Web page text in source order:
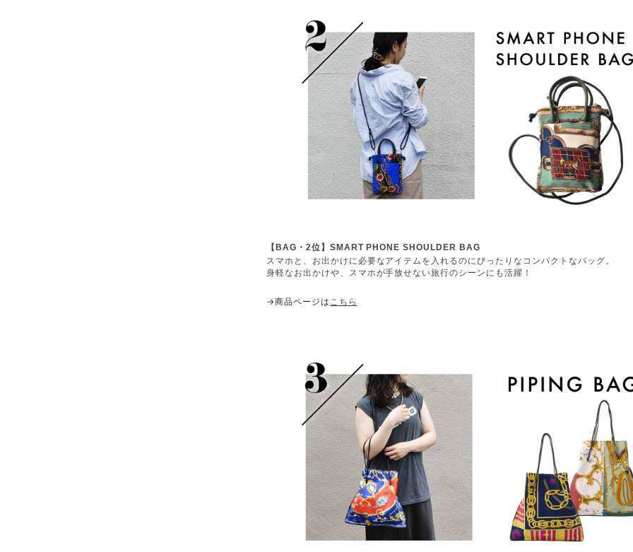
【BAG・2位】SMART PHONE SHOULDER BAG
スマホと、お出かけに必要なアイテムを入れるのにぴったりなコンパクトなバッグ。
身軽なお出かけや、スマホが手放せない旅行のシーンにも活躍！
→商品ページは こちら